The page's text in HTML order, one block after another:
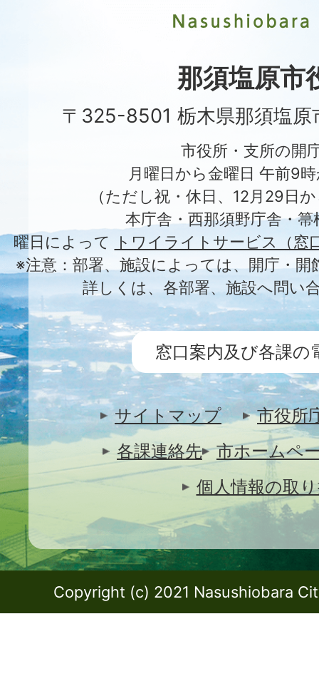
市
City
那須塩原市
〒325-8501 栃木県那須塩原
市役所・支所の開
月曜日から金曜日 午前9
（ただし祝・休日、12月29日
本庁舎・西那須野庁舎・
曜日によって
トワイライトサービス（窓
※注意：部署、施設によっては、開庁・
詳しくは、各部署、施設へ問い
窓口案内及び各課の
サイトマップ
市役所
各課連絡先
市ホームペ
個人情報の取
Copyright (c) 2021 Nasushiobara